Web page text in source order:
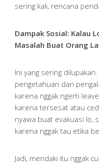
sering kali, rencana
Dampak Sosial: Kalau
Masalah Buat Orang
Ini yang sering
pengetahuan dan
karena nggak ngerti
karena tersesat atau
nyawa buat evakuasi lo,
karena nggak tau etika
Jadi, mendaki itu nggak